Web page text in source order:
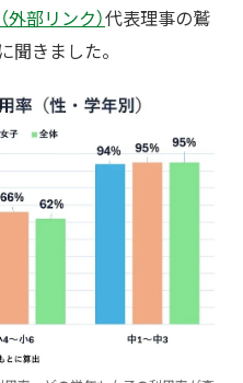
部リンク）代表理事の鷲
聞きました。